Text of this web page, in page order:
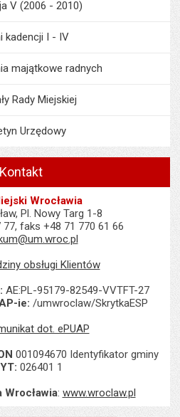
V (2006 - 2010)
kadencji I - IV
majątkowe radnych
Rady Miejskiej
Urzędowy
Kontakt
Wrocławia
Pl. Nowy Targ 1-8
faks +48 71 770 61 66
obsługi Klientów
AE:PL-95179-82549-VVTFT-27
ie: /umwroclaw/SkrytkaESP
dot. ePUAP
001094670 Identyfikator gminy
026401 1
: www.wroclaw.pl